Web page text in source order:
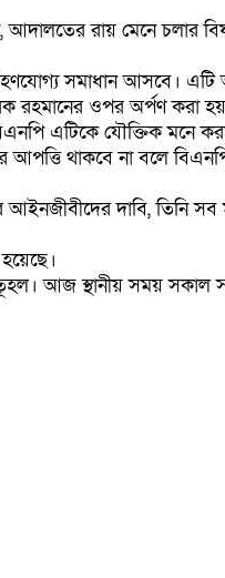
রায় মেনে চলার
সমাধান আসবে।
রহমানের ওপর অর্পণ করা
এটিকে যৌক্তিক মনে
আপত্তি থাকবে না বলে
আইনজীবীদের দাবি, তিনি
আজ স্থানীয় সময় সকাল